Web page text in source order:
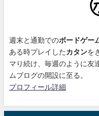
週末と通勤でのボードゲー
ある時プレイした カタンを
マり続け 、毎週のように友
ムブログの開設に至る。
プロフィール詳細